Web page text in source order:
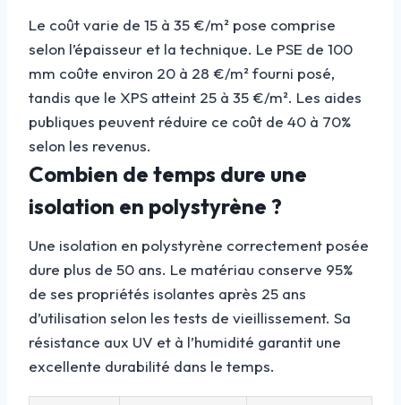
Le coût varie de 15 à 35 €/m² pose comprise
selon l’épaisseur et la technique. Le PSE de 100
mm coûte environ 20 à 28 €/m² fourni posé,
tandis que le XPS atteint 25 à 35 €/m². Les aides
publiques peuvent réduire ce coût de 40 à 70%
selon les revenus.
Combien de temps dure une
isolation en polystyrène ?
Une isolation en polystyrène correctement posée
dure plus de 50 ans. Le matériau conserve 95%
de ses propriétés isolantes après 25 ans
d’utilisation selon les tests de vieillissement. Sa
résistance aux UV et à l’humidité garantit une
excellente durabilité dans le temps.